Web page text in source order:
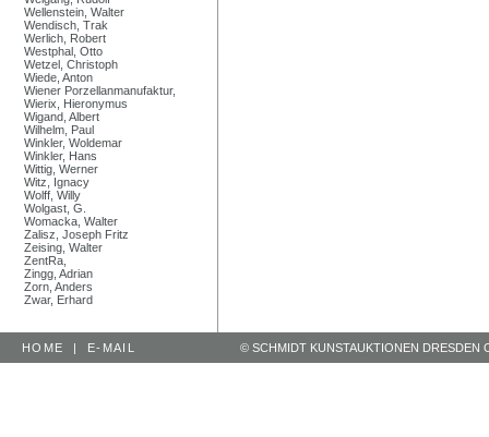
Wellenstein, Walter
Wendisch, Trak
Werlich, Robert
Westphal, Otto
Wetzel, Christoph
Wiede, Anton
Wiener Porzellanmanufaktur,
Wierix, Hieronymus
Wigand, Albert
Wilhelm, Paul
Winkler, Woldemar
Winkler, Hans
Wittig, Werner
Witz, Ignacy
Wolff, Willy
Wolgast, G.
Womacka, Walter
Zalisz, Joseph Fritz
Zeising, Walter
ZentRa,
Zingg, Adrian
Zorn, Anders
Zwar, Erhard
HOME | E-MAIL © SCHMIDT KUNSTAUKTIONEN DRESDEN